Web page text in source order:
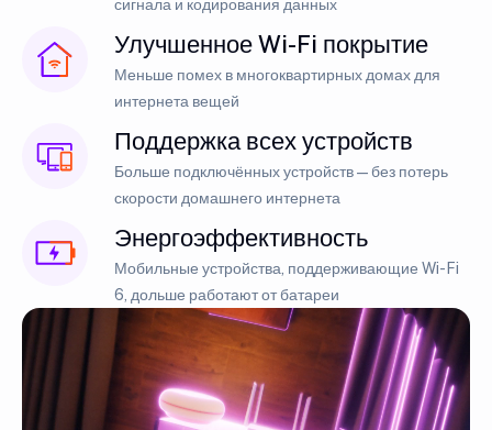
сигнала и кодирования данных
Улучшенное Wi-Fi покрытие
Меньше помех в многоквартирных домах для
интернета вещей
Поддержка всех устройств
Больше подключённых устройств — без потерь
скорости домашнего интернета
Энергоэффективность
Мобильные устройства, поддерживающие Wi-Fi
6, дольше работают от батареи